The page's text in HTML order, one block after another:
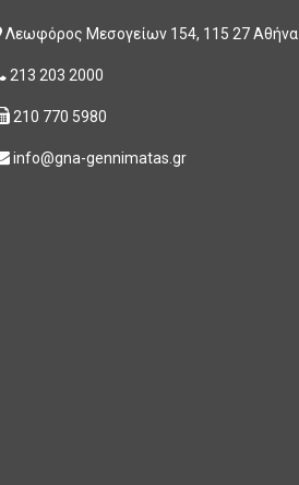
Λεωφόρος Μεσογείων 154, 115 27 Αθήνα
213 203 2000
210 770 5980
info@gna-gennimatas.gr